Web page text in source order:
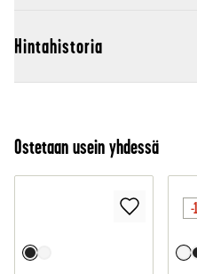
Hintahistoria
Ostetaan usein yhdessä
-